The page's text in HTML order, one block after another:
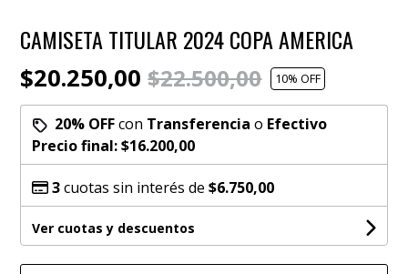
CAMISETA TITULAR 2024 COPA AMERICA
$20.250,00$22.500,00 10% OFF
20% OFFcon Transferencia o Efectivo
Precio final:$16.200,00
3cuotas sin interés de$6.750,00
Ver cuotas y descuentos